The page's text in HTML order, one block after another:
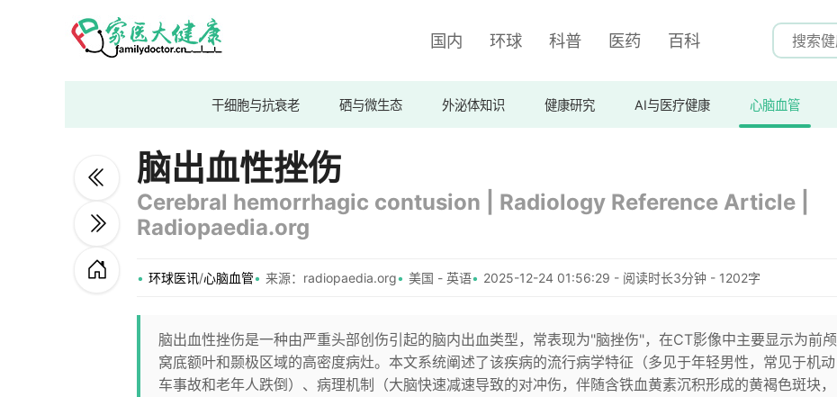
国内 环球 科普 医药 百科
干细胞与抗衰老 硒与微生态 外泌体知识 健康研究 AI与医疗健康 心脑血管
脑出血性挫伤
Cerebral hemorrhagic contusion | Radiology Reference Article |
Radiopaedia.org
环球医讯/心脑血管 来源：radiopaedia.org 美国 - 英语 2025-12-24 01:56:29 - 阅读时长3分钟 - 1202字
脑出血性挫伤是一种由严重头部创伤引起的脑内出血类型，常表现为"脑挫伤"，在CT影像中主要显示为前颅
窝底额叶和颞极区域的高密度病灶。本文系统阐述了该疾病的流行病学特征（多见于年轻男性，常见于机动
车事故和老年人跌倒）、病理机制（大脑快速减速导致的对冲伤，伴随含铁血黄素沉积形成的黄褐色斑块，